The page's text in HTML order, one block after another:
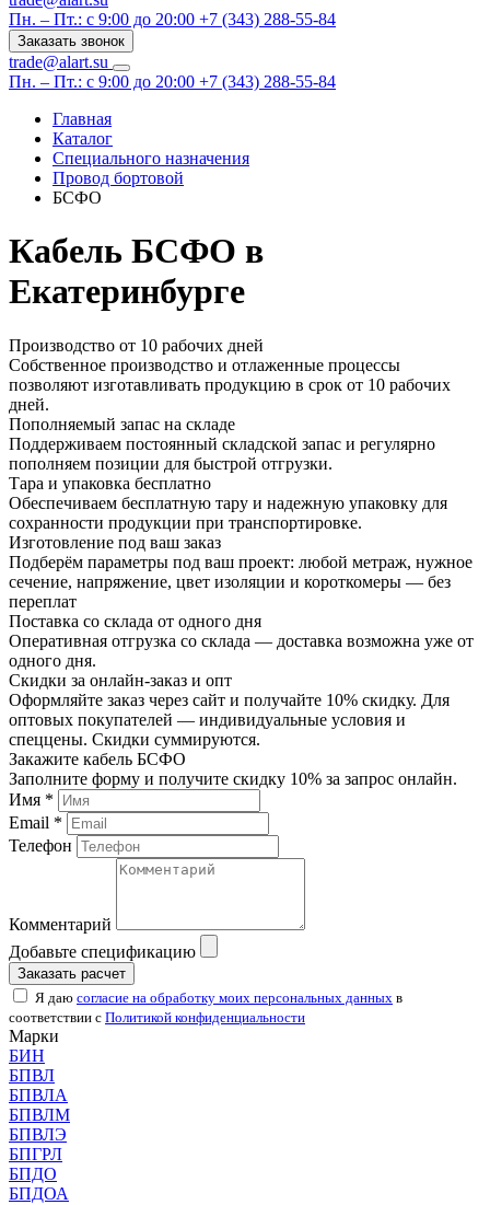
Пн. – Пт.: с 9:00 до 20:00 +7 (343) 288-55-84
Заказать звонок
trade@alart.su
Пн. – Пт.: с 9:00 до 20:00 +7 (343) 288-55-84
Главная
Каталог
Специального назначения
Провод бортовой
БСФО
Кабель БСФО в
Екатеринбурге
Производство от 10 рабочих дней
Собственное производство и отлаженные процессы
позволяют изготавливать продукцию в срок от 10 рабочих
дней.
Пополняемый запас на складе
Поддерживаем постоянный складской запас и регулярно
пополняем позиции для быстрой отгрузки.
Тара и упаковка бесплатно
Обеспечиваем бесплатную тару и надежную упаковку для
сохранности продукции при транспортировке.
Изготовление под ваш заказ
Подберём параметры под ваш проект: любой метраж, нужное
сечение, напряжение, цвет изоляции и короткомеры — без
переплат
Поставка со склада от одного дня
Оперативная отгрузка со склада — доставка возможна уже от
одного дня.
Скидки за онлайн-заказ и опт
Оформляйте заказ через сайт и получайте 10% скидку. Для
оптовых покупателей — индивидуальные условия и
спеццены. Скидки суммируются.
Закажите кабель БСФО
Заполните форму и получите скидку 10% за запрос онлайн.
Имя *
Email *
Телефон
Комментарий
Добавьте спецификацию
Заказать расчет
Я даю согласие на обработку моих персональных данных в
соответствии с Политикой конфиденциальности
Марки
БИН
БПВЛ
БПВЛА
БПВЛМ
БПВЛЭ
БПГРЛ
БПДО
БПДОА